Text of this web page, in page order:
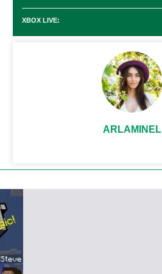
XBOX LIVE:
ARLAMINEL